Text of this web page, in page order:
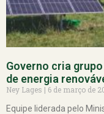
Governo cria
de energia
Ney Lages
6 de março de
Equipe liderada pelo